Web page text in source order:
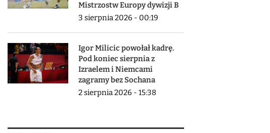
Mistrzostw Europy dywizji B
3 sierpnia 2026 - 00:19
Igor Milicic powołał kadrę.
Pod koniec sierpnia z
Izraelem i Niemcami
zagramy bez Sochana
2 sierpnia 2026 - 15:38